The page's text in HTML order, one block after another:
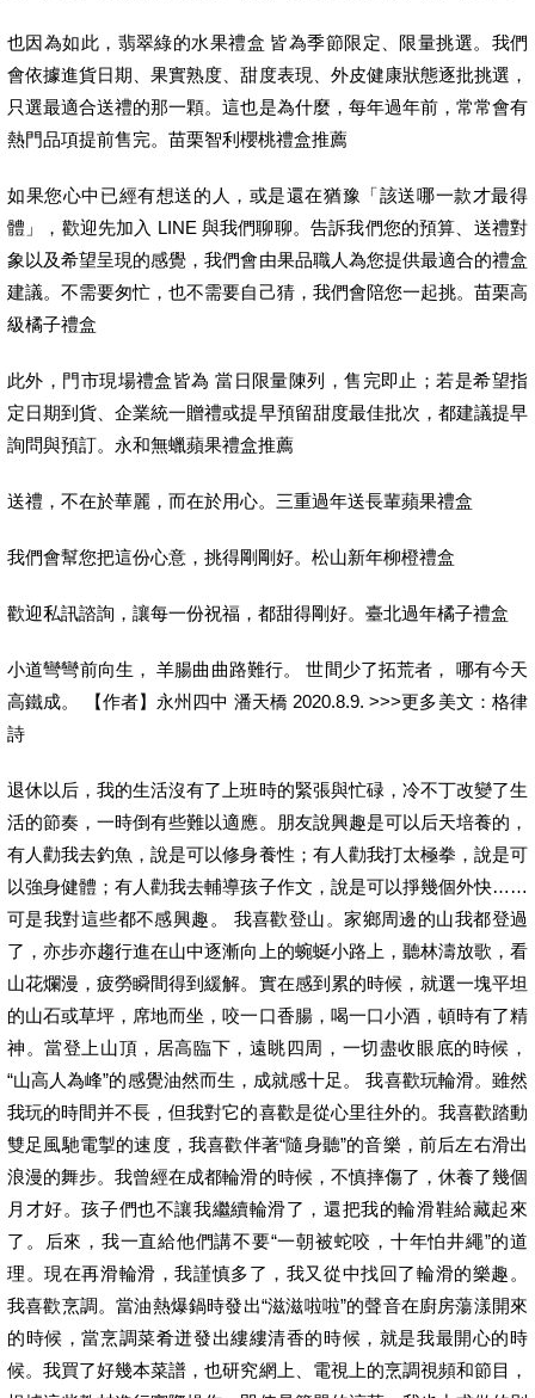
也因為如此，翡翠綠的水果禮盒 皆為季節限定、限量挑選。我們
會依據進貨日期、果實熟度、甜度表現、外皮健康狀態逐批挑選，
只選最適合送禮的那一顆。這也是為什麼，每年過年前，常常會有
熱門品項提前售完。苗栗智利櫻桃禮盒推薦
如果您心中已經有想送的人，或是還在猶豫「該送哪一款才最得
體」，歡迎先加入 LINE 與我們聊聊。告訴我們您的預算、送禮對
象以及希望呈現的感覺，我們會由果品職人為您提供最適合的禮盒
建議。不需要匆忙，也不需要自己猜，我們會陪您一起挑。苗栗高
級橘子禮盒
此外，門市現場禮盒皆為 當日限量陳列，售完即止；若是希望指
定日期到貨、企業統一贈禮或提早預留甜度最佳批次，都建議提早
詢問與預訂。永和無蠟蘋果禮盒推薦
送禮，不在於華麗，而在於用心。三重過年送長輩蘋果禮盒
我們會幫您把這份心意，挑得剛剛好。松山新年柳橙禮盒
歡迎私訊諮詢，讓每一份祝福，都甜得剛好。臺北過年橘子禮盒
小道彎彎前向生， 羊腸曲曲路難行。 世間少了拓荒者， 哪有今天
高鐵成。 【作者】永州四中 潘天橋 2020.8.9. >>>更多美文：格律
詩
退休以后，我的生活沒有了上班時的緊張與忙碌，冷不丁改變了生
活的節奏，一時倒有些難以適應。朋友說興趣是可以后天培養的，
有人勸我去釣魚，說是可以修身養性；有人勸我打太極拳，說是可
以強身健體；有人勸我去輔導孩子作文，說是可以掙幾個外快……
可是我對這些都不感興趣。 我喜歡登山。家鄉周邊的山我都登過
了，亦步亦趨行進在山中逐漸向上的蜿蜒小路上，聽林濤放歌，看
山花爛漫，疲勞瞬間得到緩解。實在感到累的時候，就選一塊平坦
的山石或草坪，席地而坐，咬一口香腸，喝一口小酒，頓時有了精
神。當登上山頂，居高臨下，遠眺四周，一切盡收眼底的時候，
“山高人為峰”的感覺油然而生，成就感十足。 我喜歡玩輪滑。雖然
我玩的時間并不長，但我對它的喜歡是從心里往外的。我喜歡踏動
雙足風馳電掣的速度，我喜歡伴著“隨身聽”的音樂，前后左右滑出
浪漫的舞步。我曾經在成都輪滑的時候，不慎摔傷了，休養了幾個
月才好。孩子們也不讓我繼續輪滑了，還把我的輪滑鞋給藏起來
了。后來，我一直給他們講不要“一朝被蛇咬，十年怕井繩”的道
理。現在再滑輪滑，我謹慎多了，我又從中找回了輪滑的樂趣。
我喜歡烹調。當油熱爆鍋時發出“滋滋啦啦”的聲音在廚房蕩漾開來
的時候，當烹調菜肴迸發出縷縷清香的時候，就是我最開心的時
候。我買了好幾本菜譜，也研究網上、電視上的烹調視頻和節目，